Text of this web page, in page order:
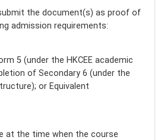
the document(s) as proof of
admission requirements:
5 (under the HKCEE academic
of Secondary 6 (under the
or Equivalent
at the time when the course